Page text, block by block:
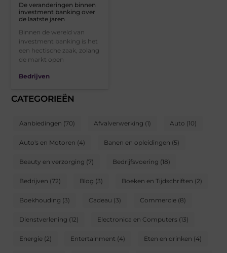
De veranderingen binnen
investment banking over
de laatste jaren
Binnen de wereld van
investment banking is het
een hectische zaak, zolang
de markt open
Bedrijven
CATEGORIEËN
Aanbiedingen (70) Afvalverwerking (1) Auto (10)
Auto's en Motoren (4) Banen en opleidingen (5)
Beauty en verzorging (7) Bedrijfsvoering (18)
Bedrijven (72) Blog (3) Boeken en Tijdschriften (2)
Boekhouding (3) Cadeau (3) Commercie (8)
Dienstverlening (12) Electronica en Computers (13)
Energie (2) Entertainment (4) Eten en drinken (4)